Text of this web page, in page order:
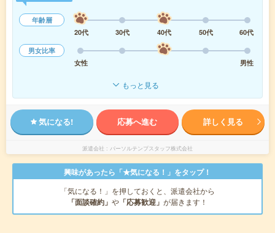
年齢層
20代
30代 40代 50代
60代
男女比率
女性
男性
もっと見る
気になる! 応募へ進む 詳しく見る
派遣会社 パーソルテンプスタッフ株式会社
興味があったら「★気になる！」をタップ！
「気になる！」を押しておくと、派遣会社から
「面談確約」 や 「応募歓迎」 が届きます！